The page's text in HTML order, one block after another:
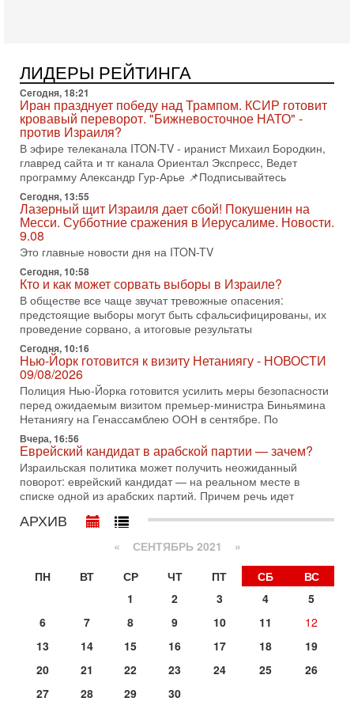
Иран задыхается. КСИР готовит удар! Россия теряет
последних союзников. Путин - псих!
В эфире ITON-TV доктор Эльдар Намазов , историк,
политолог, в прошлом – помощник Президента
Азербайджана Гейдара Алиева . Ведет программу
Александр
3-08-2026, 11:09
Выборы в Израиле в опасности?! ШАБАК формирует
спецотдел
В этом выпуске мы разбираем одну из самых тревожных
тем израильской политики. Известно, что израильская
Служба общей безопасности (ШАБАК) создала
3-08-2026, 08:32
Трамп и Иран: последний шанс - НОВОСТИ
03/08/2026
Президент США Дональд Трамп объявил о возобновлении
переговоров с Ираном, но Тегеран пока не подтвердил
готовность к диалогу. По словам американского
2-08-2026, 08:42
Трамп отменил удар по Ирану - НОВОСТИ
02/08/2026
Президент США Дональд Трамп сегодня заявил об отмене
подготовленного удара по Ирану после обращений
Тегерана и других стран региона. По его словам,
1-08-2026, 17:50
«Русский голос» Израиля: кто заберет его на этот
раз?
Голоса русскоязычных репатриантов не раз кардинально
меняли политический ландшафт Израиля. Достаточно
вспомнить взлет партии «Исраэль ба-алия», когда
31-07-2026, 17:00
Тайны закрытых дверей: о чём на самом деле
Недавний визит премьер-министра Израиля Биньямина
Нетаньяху в США и его встреча с Дональдом Трампом
оставили больше вопросов, чем ответов. Полная
31-07-2026, 15:18
Иран готовит покушение на Нетаниягу! Трамп не
хочет эскалации, но КСИР готовит взрыв!
В эфире телеканала ITON-TV СЕРГЕЙ МИГДАЛЬ, эксперт
Международного управления полиции Израиля, автор
ЛИДЕРЫ РЕЙТИНГА
Сегодня, 18:21
Иран празднует победу над Трампом. КСИР готовит
кровавый переворот. "Бижневосточное НАТО" -
против Израиля?
В эфире телеканала ITON-TV - иранист Михаил Бородкин,
главред сайта и тг канала Ориентал Экспресс, Ведет
программу Александр Гур-Арье 📌Подписывайтесь
Сегодня, 13:55
Лазерный щит Израиля дает сбой! Покушенин на
Месси. Субботние сражения в Иерусалиме. Новости.
9.08
Это главные новости дня на ITON-TV
Сегодня, 10:58
Кто и как может сорвать выборы в Израиле?
В обществе все чаще звучат тревожные опасения:
предстоящие выборы могут быть сфальсифицированы, их
проведение сорвано, а итоговые результаты
Сегодня, 10:16
Нью-Йорк готовится к визиту Нетаниягу - НОВОСТИ
09/08/2026
Полиция Нью-Йорка готовится усилить меры безопасности
перед ожидаемым визитом премьер-министра Биньямина
Нетаниягу на Генассамблею ООН в сентябре. По
Вчера, 16:56
Еврейский кандидат в арабской партии — зачем?
Израильская политика может получить неожиданный
поворот: еврейский кандидат — на реальном месте в
списке одной из арабских партий. Причем речь идет
АРХИВ
« СЕНТЯБРЬ 2021 »
ПН
ВТ СР ЧТ ПТ СБ
ВС
1
2 3 4
5
6
7 8 9 10 11
12
13
14 15 16 17 18
19
20
21 22 23 24 25
26
27
28 29 30